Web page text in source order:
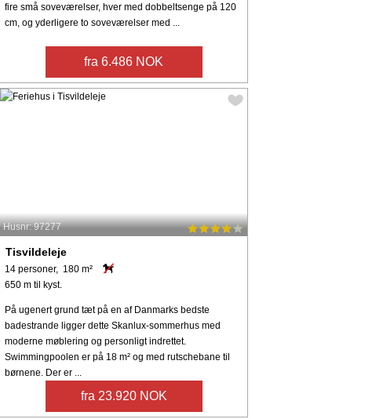
fire små soveværelser, hver med dobbeltsenge på 120
cm, og yderligere to soveværelser med ...
fra 6.486 NOK
Husnr: 97277
Tisvildeleje
14 personer, 180 m²
650 m til kyst.
På ugenert grund tæt på en af Danmarks bedste
badestrande ligger dette Skanlux-sommerhus med
moderne møblering og personligt indrettet.
Swimmingpoolen er på 18 m² og med rutschebane til
børnene. Der er ...
fra 23.920 NOK